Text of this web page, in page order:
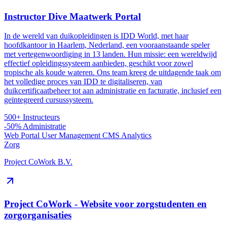
Instructor Dive Maatwerk Portal
In de wereld van duikopleidingen is IDD World, met haar
hoofdkantoor in Haarlem, Nederland, een vooraanstaande speler
met vertegenwoordiging in 13 landen. Hun missie: een wereldwijd
effectief opleidingssysteem aanbieden, geschikt voor zowel
tropische als koude wateren. Ons team kreeg de uitdagende taak om
het volledige proces van IDD te digitaliseren, van
duikcertificaatbeheer tot aan administratie en facturatie, inclusief een
geïntegreerd cursussysteem.
500+ Instructeurs
-50% Administratie
Web Portal User Management CMS Analytics
Zorg
Project CoWork B.V.
Project CoWork - Website voor zorgstudenten en
zorgorganisaties